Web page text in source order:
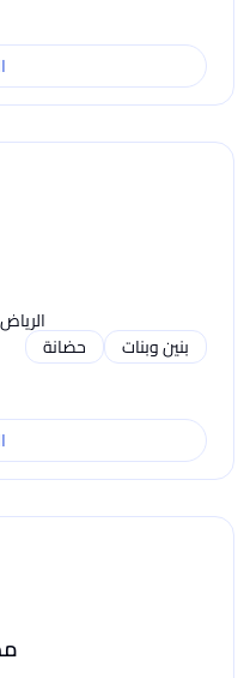
بنين وبنات
حضانة